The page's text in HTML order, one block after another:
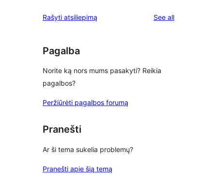
reviews
star
Rašyti atsiliepimą See allreviews
Pagalba
Norite ką nors mums pasakyti? Reikia
pagalbos?
Peržiūrėti pagalbos forumą
Pranešti
Ar ši tema sukelia problemų?
Pranešti apie šią temą